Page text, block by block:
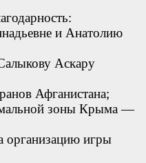
и Анатолию
Аскару
Афганистана;
зоны Крыма —
организацию игры